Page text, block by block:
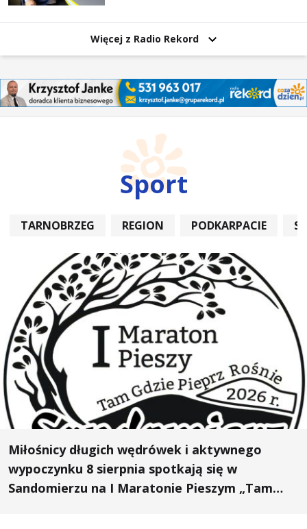
Więcej z Radio Rekord
Sport
TARNOBRZEG REGION PODKARPACIE
Miłośnicy długich wędrówek i aktywnego
wypoczynku 8 sierpnia spotkają się w
Sandomierzu na I Maratonie Pieszym „Tam